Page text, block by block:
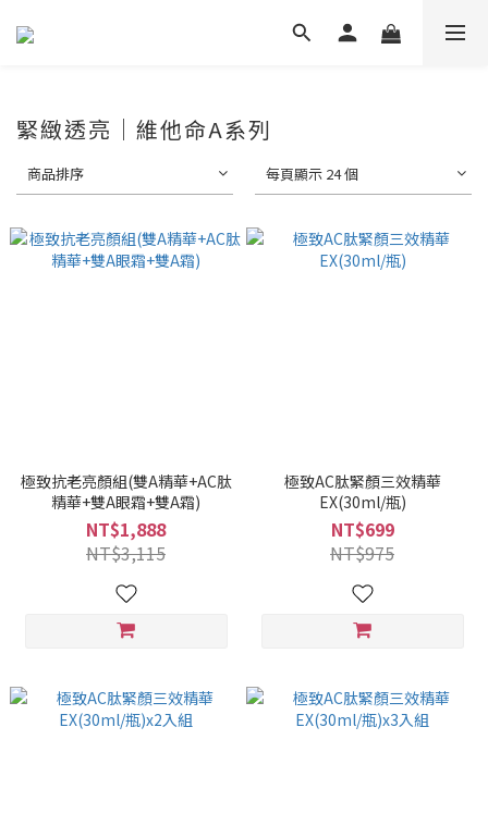
緊緻透亮｜維他命A系列
商品排序 每頁顯示 24 個
極致抗老亮顏組(雙A精華+AC肽
精華+雙A眼霜+雙A霜)
NT$1,888
NT$3,115
極致AC肽緊顏三效精華
EX(30ml/瓶)
NT$699
NT$975